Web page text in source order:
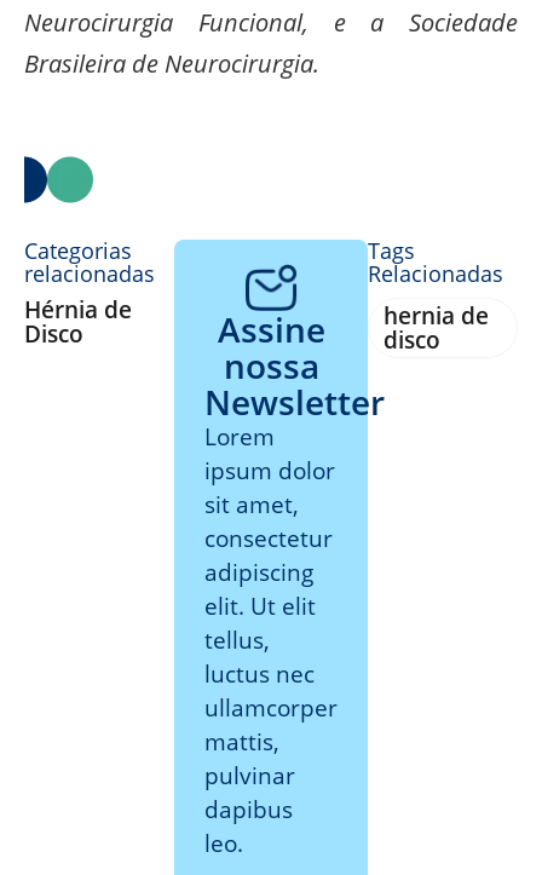
Neurocirurgia Funcional, e a Sociedade
Brasileira de Neurocirurgia.
Categorias
relacionadas
Hérnia de
Disco Assine
nossa
Newsletter
Lorem
ipsum dolor
sit amet,
consectetur
adipiscing
elit. Ut elit
tellus,
luctus nec
ullamcorper
mattis,
pulvinar
dapibus
leo.
Tags
Relacionadas
hernia de
disco